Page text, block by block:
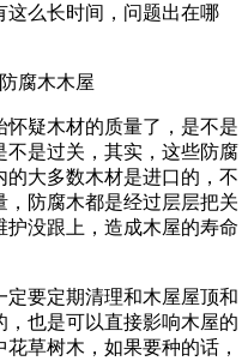
这么长时间，问题出在哪
疑木材的质量了，是不是
不是过关，其实，这些防腐
大多数木材是进口的，不
防腐木都是经过层层把关
没跟上，造成木屋的寿命
要定期清理和木屋屋顶和
，也是可以直接影响木屋的
草树木，如果要种的话，